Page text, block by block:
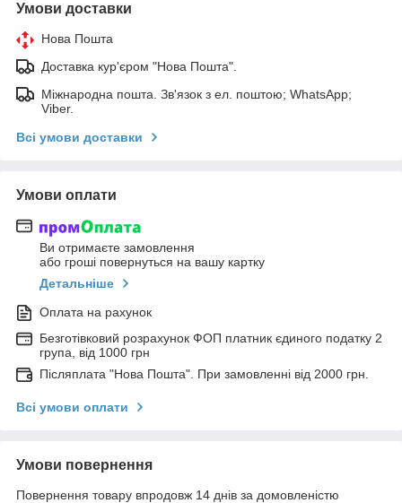
Умови доставки
Нова Пошта
Доставка кур'єром "Нова Пошта".
Міжнародна пошта. Зв'язок з ел. поштою; WhatsApp;
Viber.
Всі умови доставки
Умови оплати
Ви отримаєте замовлення
або гроші повернуться на вашу картку
Детальніше
Оплата на рахунок
Безготівковий розрахунок ФОП платник єдиного податку 2
група, від 1000 грн
Післяплата "Нова Пошта". При замовленні від 2000 грн.
Всі умови оплати
Умови повернення
Повернення товару впродовж 14 днів за домовленістю